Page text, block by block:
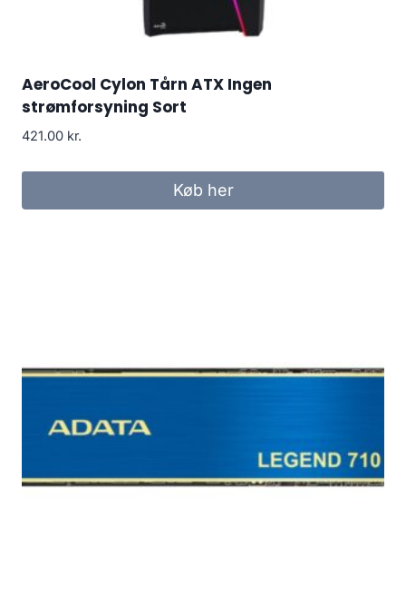
AeroCool Cylon Tårn ATX Ingen
strømforsyning Sort
421.00 kr.
Køb her